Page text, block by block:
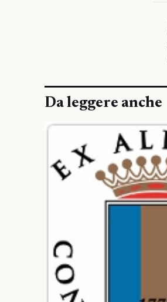
Da leggere anche